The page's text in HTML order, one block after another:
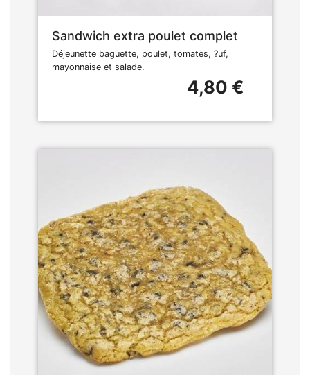
Sandwich extra poulet complet
Déjeunette baguette, poulet, tomates, ?uf,
mayonnaise et salade.
4,80 €